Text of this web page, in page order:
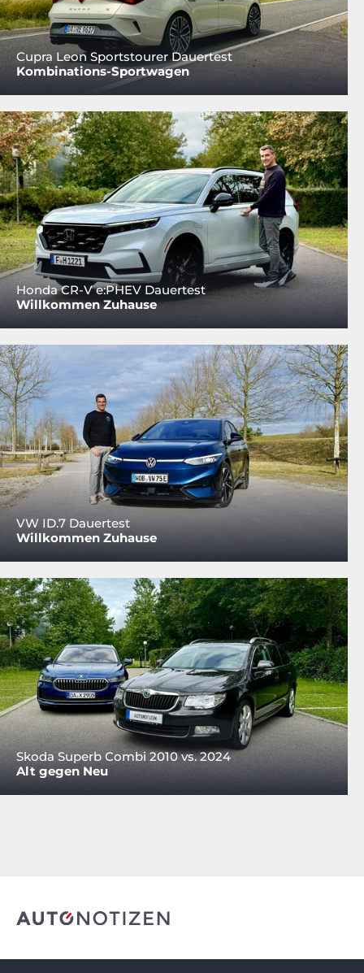
Cupra Leon Sportstourer Dauertest
Kombinations-Sportwagen
Honda CR-V e:PHEV Dauertest
Willkommen Zuhause
VW ID.7 Dauertest
Willkommen Zuhause
Skoda Superb Combi 2010 vs. 2024
Alt gegen Neu